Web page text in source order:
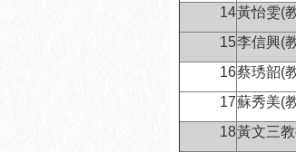
14黃怡雯(
15李信興(
16蔡琇韶(
17蘇秀美(
18黃文三